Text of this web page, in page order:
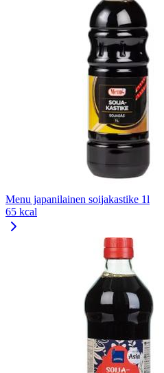
Menu japanilainen soijakastike 1l
65 kcal